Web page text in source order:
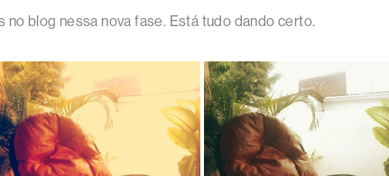
blog nessa nova fase. Está tudo dando certo.